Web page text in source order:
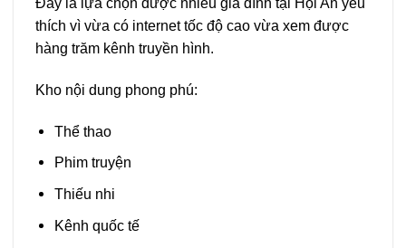
Đây là lựa chọn được nhiều gia đình tại Hội An yêu
thích vì vừa có internet tốc độ cao vừa xem được
hàng trăm kênh truyền hình.
Kho nội dung phong phú:
Thể thao
Phim truyện
Thiếu nhi
Kênh quốc tế